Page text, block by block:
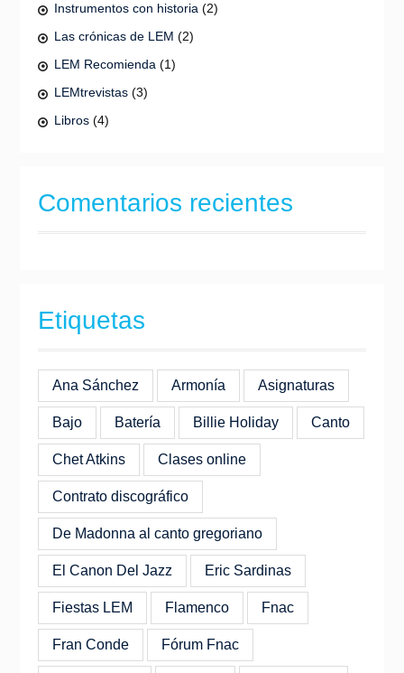
Instrumentos con historia (2)
Las crónicas de LEM (2)
LEM Recomienda (1)
LEMtrevistas(3)
Libros(4)
Comentarios recientes
Etiquetas
Ana Sánchez Armonía Asignaturas
Bajo Batería Billie Holiday Canto
Chet Atkins Clases online
Contrato discográfico
De Madonna al canto gregoriano
El Canon Del Jazz Eric Sardinas
Fiestas LEM Flamenco Fnac
Fran Conde Fórum Fnac